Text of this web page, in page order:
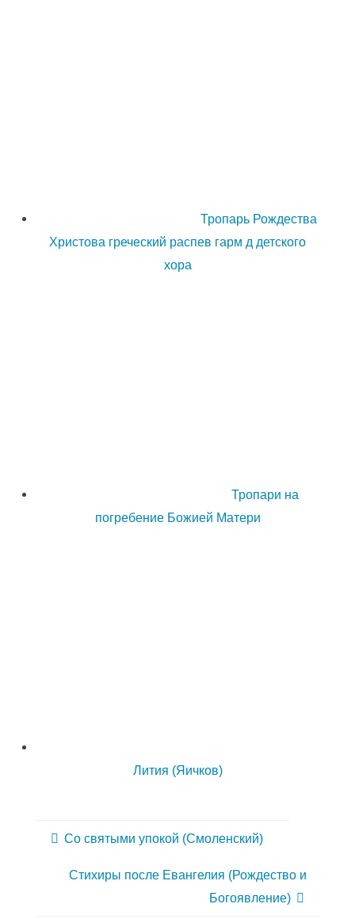
Тропарь Рождества
Христова греческий распев гарм д детского
хора
Тропари на
погребение Божией Матери
Лития (Яичков)
Со святыми упокой (Смоленский)
Стихиры после Евангелия (Рождество и
Богоявление)